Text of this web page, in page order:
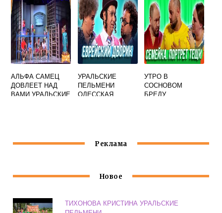
АЛЬФА САМЕЦ
ДОВЛЕЕТ НАД
ВАМИ УРАЛЬСКИЕ
УРАЛЬСКИЕ
ПЕЛЬМЕНИ
ОДЕССКАЯ
УТРО В
СОСНОВОМ
БРЕДУ
Реклама
Новое
ТИХОНОВА КРИСТИНА УРАЛЬСКИЕ